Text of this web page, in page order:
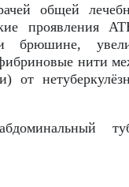
общей
проявления
нити
от